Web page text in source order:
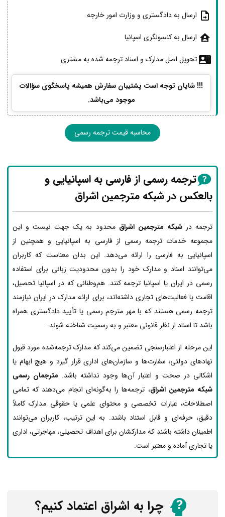
ارسال به دادگستری و وزارت امور خارجه
ارسال به کنسولگری اسپانیا
تحویل اصل مدارک و اسناد ترجمه شده به مشتری
!!! شایان توجه است پشتیبان سفارش همیشه پاسخگوی سؤالات
موجود می‌باشد.
محاسبه قیمت ترجمه رسمی
ترجمه رسمی از فارسی به اسپانیایی و
بالعکس در شبکه مترجمین اشراق
ترجمه درشبکه مترجمین اشراق محدود به یک جهت نیست و این
مجموعه خدمات ترجمه رسمی از فارسی به اسپانیایی و همچنین از
اسپانیایی به فارسی را ارائه می‌دهد. این بدان معناست که کاربران
می‌توانند اسناد و مدارک خود را بدون محدودیت زبانی برای استفاده
رسمی در ایران یا اسپانیا ترجمه کنند. هم‌وطنانی که در اسپانیا تحصیل،
اقامت یا فعالیت‌های تجاری داشته‌اند، برای ارائه مدارک در ایران نیازمند
ترجمه رسمی هستند که با مهر مترجم رسمی یا تأیید دادگستری همراه
باشد تا اسناد از نظر قانونی معتبر و به رسمیت شناخته شوند.
این مرحله از اعتبارسنجی تضمین می‌کند که مدارک ترجمه‌شده مورد قبول
نهادهای دولتی، سفارت‌ها و سازمان‌های اداری قرار گیرد و هیچ ابهام یا
اشکالی در صحت و اعتبار آن‌ها وجود نداشته باشد. مترجمان رسمی
شبکه مترجمین اشراق، ترجمه‌ها را به‌گونه‌ای انجام می‌دهند که تمامی
اصطلاحات، عبارات تخصصی و محتوای علمی یا حقوقی مدارک کاملاً
دقیق، حرفه‌ای و قابل استناد باشند. به این ترتیب، کاربران می‌توانند
اطمینان داشته باشند که مدارکشان برای اهداف تحصیلی، مهاجرتی، اداری
یا تجاری آماده و معتبر است.
چرا به اشراق اعتماد کنیم؟